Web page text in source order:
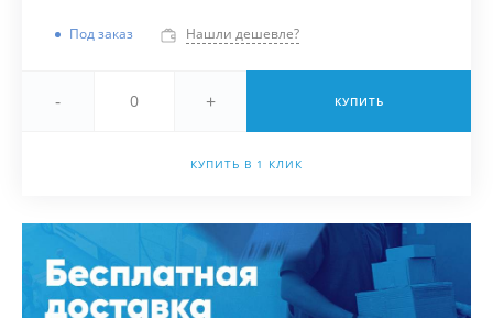
Под заказ Нашли дешевле?
- + КУПИТЬ
КУПИТЬ В 1 КЛИК